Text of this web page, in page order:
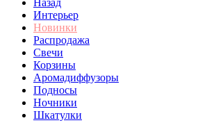
Назад
Интерьер
Новинки
Распродажа
Свечи
Корзины
Аромадиффузоры
Подносы
Ночники
Шкатулки